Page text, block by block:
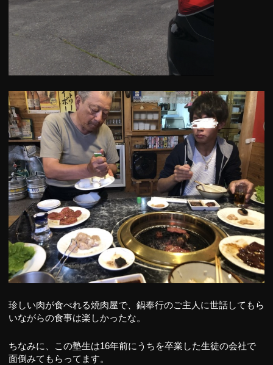
珍しい肉が食べれる焼肉屋で、鍋奉行のご主人に世話してもら
いながらの食事は楽しかったな。
ちなみに、この塾生は16年前にうちを卒業した生徒の会社で
面倒みてもらってます。